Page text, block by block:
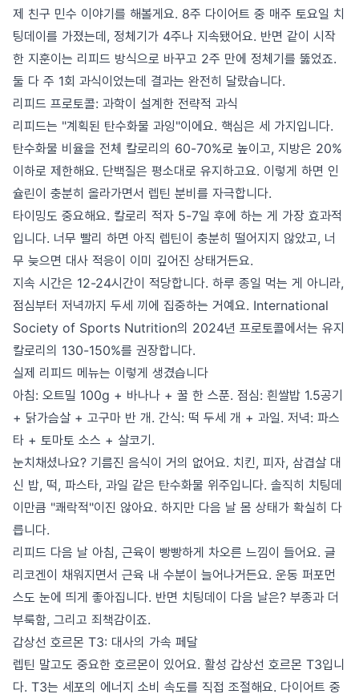
제 친구 민수 이야기를 해볼게요. 8주 다이어트 중 매주 토요일 치
팅데이를 가졌는데, 정체기가 4주나 지속됐어요. 반면 같이 시작
한 지훈이는 리피드 방식으로 바꾸고 2주 만에 정체기를 뚫었죠.
둘 다 주 1회 과식이었는데 결과는 완전히 달랐습니다.
리피드 프로토콜: 과학이 설계한 전략적 과식
리피드는 "계획된 탄수화물 과잉"이에요. 핵심은 세 가지입니다.
탄수화물 비율을 전체 칼로리의 60-70%로 높이고, 지방은 20%
이하로 제한해요. 단백질은 평소대로 유지하고요. 이렇게 하면 인
슐린이 충분히 올라가면서 렙틴 분비를 자극합니다.
타이밍도 중요해요. 칼로리 적자 5-7일 후에 하는 게 가장 효과적
입니다. 너무 빨리 하면 아직 렙틴이 충분히 떨어지지 않았고, 너
무 늦으면 대사 적응이 이미 깊어진 상태거든요.
지속 시간은 12-24시간이 적당합니다. 하루 종일 먹는 게 아니라,
점심부터 저녁까지 두세 끼에 집중하는 거예요. International
Society of Sports Nutrition의 2024년 프로토콜에서는 유지
칼로리의 130-150%를 권장합니다.
실제 리피드 메뉴는 이렇게 생겼습니다
아침: 오트밀 100g + 바나나 + 꿀 한 스푼. 점심: 흰쌀밥 1.5공기
+ 닭가슴살 + 고구마 반 개. 간식: 떡 두세 개 + 과일. 저녁: 파스
타 + 토마토 소스 + 살코기.
눈치채셨나요? 기름진 음식이 거의 없어요. 치킨, 피자, 삼겹살 대
신 밥, 떡, 파스타, 과일 같은 탄수화물 위주입니다. 솔직히 치팅데
이만큼 "쾌락적"이진 않아요. 하지만 다음 날 몸 상태가 확실히 다
릅니다.
리피드 다음 날 아침, 근육이 빵빵하게 차오른 느낌이 들어요. 글
리코겐이 채워지면서 근육 내 수분이 늘어나거든요. 운동 퍼포먼
스도 눈에 띄게 좋아집니다. 반면 치팅데이 다음 날은? 부종과 더
부룩함, 그리고 죄책감이죠.
갑상선 호르몬 T3: 대사의 가속 페달
렙틴 말고도 중요한 호르몬이 있어요. 활성 갑상선 호르몬 T3입니
다. T3는 세포의 에너지 소비 속도를 직접 조절해요. 다이어트 중